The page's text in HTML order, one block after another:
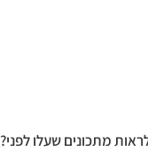
מתכונים שעלו לפני?